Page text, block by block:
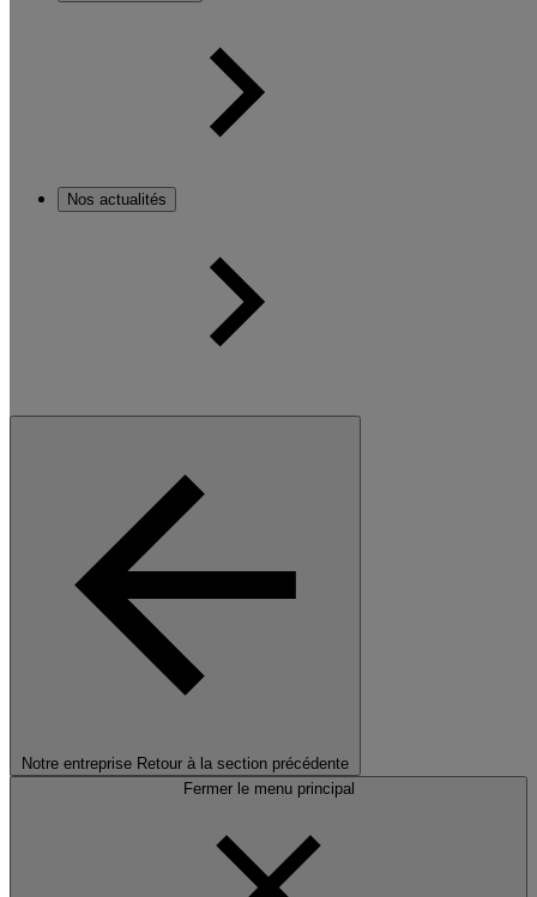
Nos actualités
Notre entreprise Retour à la section précédente
Fermer le menu principal